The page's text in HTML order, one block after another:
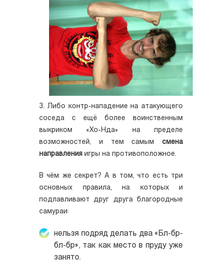
3. Либо контр-нападение на атакующего
соседа с ещё более воинственным
выкриком «Хо-Нда» на пределе
возможностей, и тем самым смена
направления игры на противоположное.
В чём же секрет? А в том, что есть три
основных правила, на которых и
подлавливают друг друга благородные
самураи:
нельзя подряд делать два «Бл-бр-
бл-бр», так как место в пруду уже
занято.